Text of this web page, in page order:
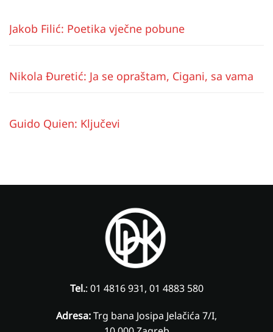
Jakob Filić: Poetika vječne pobune
Nikola Đuretić: Ja se opraštam, Cigani, sa vama
Guido Quien: Ključevi
Tel.: 01 4816 931, 01 4883 580
Adresa:Trg bana Josipa Jelačića 7/I,